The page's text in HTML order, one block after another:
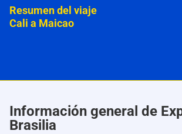
Resumen del viaje
Cali a Maicao
Información general de
Brasilia